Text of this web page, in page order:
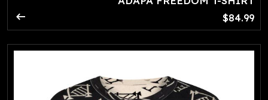
$84.99
arrow_right_alt